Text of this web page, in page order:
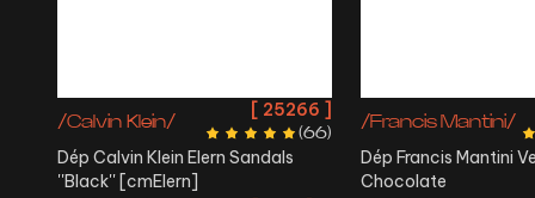
/Calvin Klein/
[ 25266 ]
(66)
Dép Calvin Klein Elern Sandals
''Black'' [cmElern]
/Francis Mantini/
Dép Francis Mantini
Chocolate